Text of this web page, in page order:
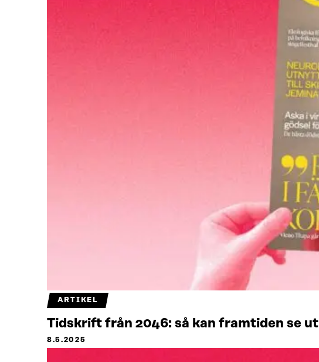
ARTIKEL
Tidskrift från 2046: så kan framtiden se ut
8.5.2025